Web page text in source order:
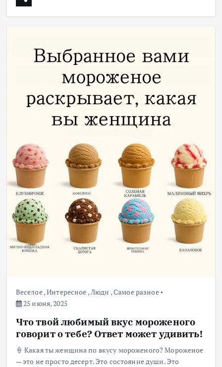
Веселое,Интересное ,Люди ,Самое разное
25 июня, 2025
Что твой любимый вкус мороженого
говорит о тебе? Ответ может удивить!
🍦 Какая ты женщина по вкусу мороженого? Мороженое
— это не просто десерт. Это состояние души. Это